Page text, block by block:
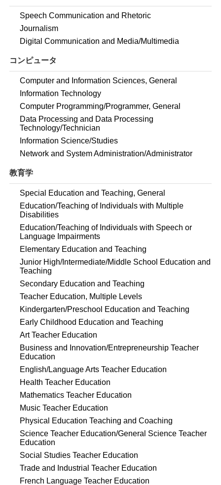
Speech Communication and Rhetoric
Journalism
Digital Communication and Media/Multimedia
コンピュータ
Computer and Information Sciences, General
Information Technology
Computer Programming/Programmer, General
Data Processing and Data Processing
Technology/Technician
Information Science/Studies
Network and System Administration/Administrator
教育学
Special Education and Teaching, General
Education/Teaching of Individuals with Multiple
Disabilities
Education/Teaching of Individuals with Speech or
Language Impairments
Elementary Education and Teaching
Junior High/Intermediate/Middle School Education and
Teaching
Secondary Education and Teaching
Teacher Education, Multiple Levels
Kindergarten/Preschool Education and Teaching
Early Childhood Education and Teaching
Art Teacher Education
Business and Innovation/Entrepreneurship Teacher
Education
English/Language Arts Teacher Education
Health Teacher Education
Mathematics Teacher Education
Music Teacher Education
Physical Education Teaching and Coaching
Science Teacher Education/General Science Teacher
Education
Social Studies Teacher Education
Trade and Industrial Teacher Education
French Language Teacher Education